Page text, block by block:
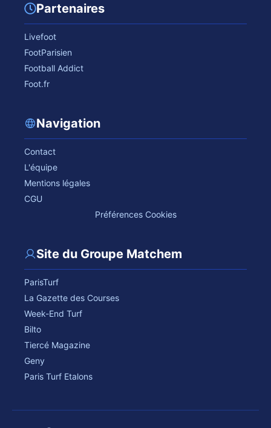
Partenaires
Livefoot
FootParisien
Football Addict
Foot.fr
Navigation
Contact
L'équipe
Mentions légales
CGU
Préférences Cookies
Site du Groupe Matchem
ParisTurf
La Gazette des Courses
Week-End Turf
Bilto
Tiercé Magazine
Geny
Paris Turf Etalons